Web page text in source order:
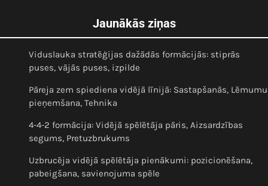
Jaunākās ziņas
Viduslauka stratēģijas dažādās formācijās: stiprās
puses, vājās puses, izpilde
Pāreja zem spiediena vidējā līnijā: Sastapšanās, Lēmumu
pieņemšana, Tehnika
4-4-2 formācija: Vidējā spēlētāja pāris, Aizsardzības
segums, Pretuzbrukums
Uzbrucēja vidējā spēlētāja pienākumi: pozicionēšana,
pabeigšana, savienojuma spēle